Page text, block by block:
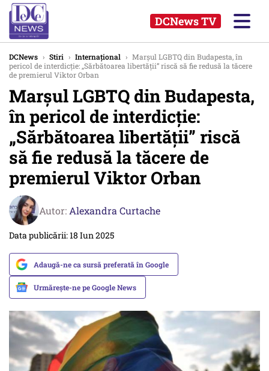
DCNews TV
DCNews › Stiri › Internațional › Marșul LGBTQ din Budapesta, în
pericol de interdicție: „Sărbătoarea libertății” riscă să fie redusă la tăcere
de premierul Viktor Orban
Marșul LGBTQ din Budapesta,
în pericol de interdicție:
„Sărbătoarea libertății” riscă
să fie redusă la tăcere de
premierul Viktor Orban
Autor: Alexandra Curtache
Data publicării: 18 Iun 2025
Adaugă-ne ca sursă preferată în Google
Urmărește-ne pe Google News